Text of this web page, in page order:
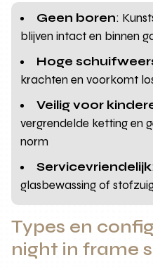
Geen boren:
blijven intact en binnen
Hoge
krachten en voorkomt
Veilig voor
vergrendelde ketting en
norm
Servicevriendelijk
glasbewassing of
Types en
night in frame